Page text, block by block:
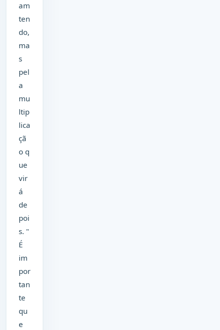
am
ten
do,
ma
s
pel
a
mu
ltip
lica
çã
o q
ue
vir
á
de
poi
s. "
É
im
por
tan
te
qu
e